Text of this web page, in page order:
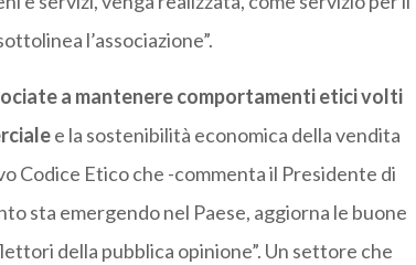
l’associazione”.
a mantenere comportamenti etici volti
e la sostenibilità economica della vendita
Codice Etico che -commenta il Presidente di
sta emergendo nel Paese, aggiorna le buone
della pubblica opinione”. Un settore che